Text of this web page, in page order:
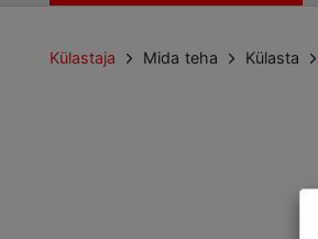
Külastaja Mida teha Külasta